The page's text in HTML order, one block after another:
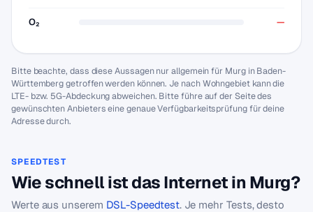
O₂ —
Bitte beachte, dass diese Aussagen nur allgemein für Murg in Baden-
Württemberg getroffen werden können. Je nach Wohngebiet kann die
LTE- bzw. 5G-Abdeckung abweichen. Bitte führe auf der Seite des
gewünschten Anbieters eine genaue Verfügbarkeitsprüfung für deine
Adresse durch.
SPEEDTEST
Wie schnell ist das Internet in Murg?
Werte aus unserem DSL-Speedtest. Je mehr Tests, desto